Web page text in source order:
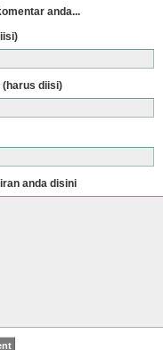
anda...
(harus diisi)
anda disini